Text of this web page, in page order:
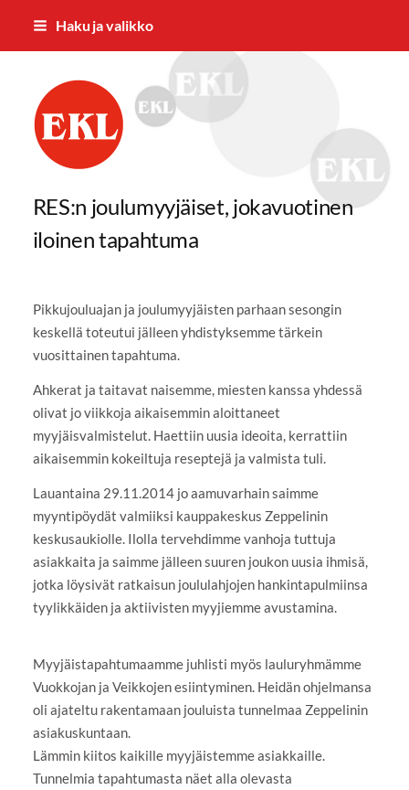
Siirry
Haku ja valikko
Rantalakeuden Eläkkeensaajat RES
RES:n joulumyyjäiset, jokavuotinen
iloinen tapahtuma
Pikkujouluajan ja joulumyyjäisten parhaan sesongin
keskellä toteutui jälleen yhdistyksemme tärkein
vuosittainen tapahtuma.
Ahkerat ja taitavat naisemme, miesten kanssa yhdessä
olivat jo viikkoja aikaisemmin aloittaneet
myyjäisvalmistelut. Haettiin uusia ideoita, kerrattiin
aikaisemmin kokeiltuja reseptejä ja valmista tuli.
Lauantaina 29.11.2014 jo aamuvarhain saimme
myyntipöydät valmiiksi kauppakeskus Zeppelinin
keskusaukiolle. Ilolla tervehdimme vanhoja tuttuja
asiakkaita ja saimme jälleen suuren joukon uusia ihmisä,
jotka löysivät ratkaisun joululahjojen hankintapulmiinsa
tyylikkäiden ja aktiivisten myyjiemme avustamina.
Myyjäistapahtumaamme juhlisti myös lauluryhmämme
Vuokkojan ja Veikkojen esiintyminen. Heidän ohjelmansa
oli ajateltu rakentamaan jouluista tunnelmaa Zeppelinin
asiakuskuntaan.
Lämmin kiitos kaikille myyjäistemme asiakkaille.
Tunnelmia tapahtumasta näet alla olevasta